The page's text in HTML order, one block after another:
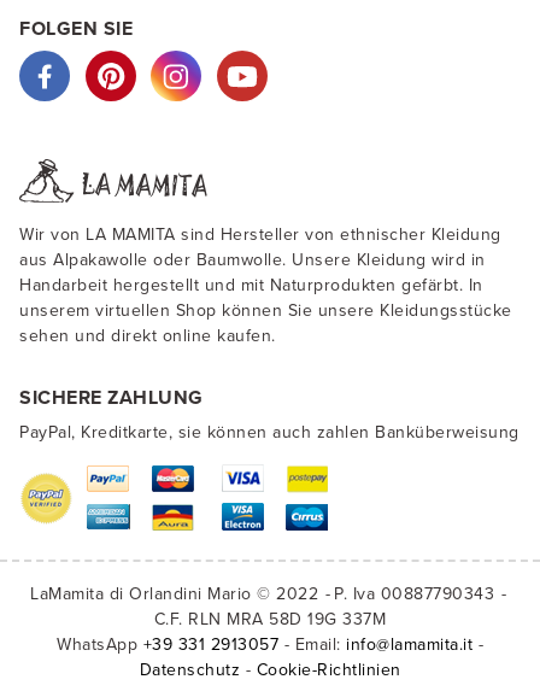
FOLGEN SIE
Wir von LA MAMITA sind Hersteller von ethnischer Kleidung
aus Alpakawolle oder Baumwolle. Unsere Kleidung wird in
Handarbeit hergestellt und mit Naturprodukten gefärbt. In
unserem virtuellen Shop können Sie unsere Kleidungsstücke
sehen und direkt online kaufen.
SICHERE ZAHLUNG
PayPal, Kreditkarte, sie können auch zahlen Banküberweisung
LaMamita di Orlandini Mario © 2022
P. Iva 00887790343
C.F. RLN MRA 58D 19G 337M
WhatsApp +39 331 2913057 - Email: info@lamamita.it -
Datenschutz - Cookie-Richtlinien